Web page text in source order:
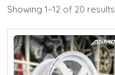
Showing 1–12 of 20 results